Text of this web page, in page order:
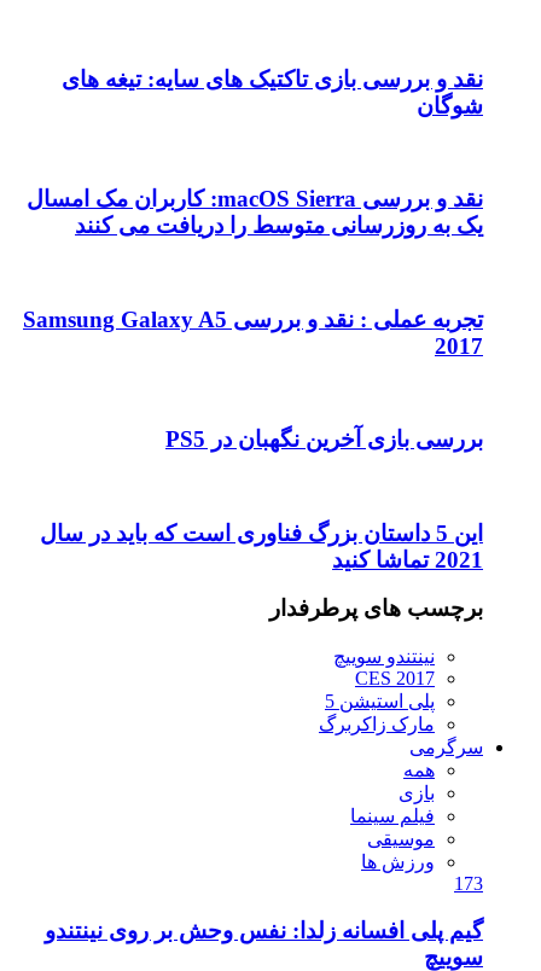
نقد و بررسی بازی تاکتیک های سایه: تیغه های
شوگان
نقد و بررسی macOS Sierra: کاربران مک امسال
یک به روزرسانی متوسط را دریافت می کنند
تجربه عملی : نقد و بررسی Samsung Galaxy A5
2017
بررسی بازی آخرین نگهبان در PS5
این 5 داستان بزرگ فناوری است که باید در سال
2021 تماشا کنید
برچسب های پرطرفدار
نینتندو سوییچ
CES 2017
پلی استیشن 5
مارک زاکربرگ
سرگرمی
همه
بازی
فیلم سینما
موسیقی
ورزش ها
173
گیم پلی افسانه زلدا: نفس وحش بر روی نینتندو
سوییچ